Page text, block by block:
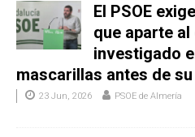
El PSOE
que aparte
investigado
mascarillas antes de
23 Jun, 2026 PSOE de Almería